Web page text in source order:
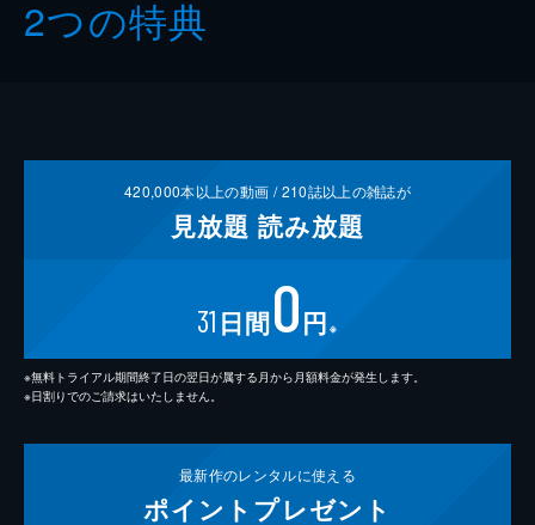
2つの特典
420,000本以上の動画 /210誌以上の雑誌が
見放題 読み放題
31 日間0円 ※
※無料トライアル期間終了日の翌日が属する月から月額料金が発生します。
※日割りでのご請求はいたしません。
最新作のレンタルに使える
ポイント プレゼント